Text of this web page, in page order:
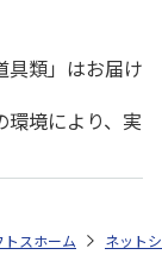
具類」はお届け
環境により、実
おすすめ ご当地
・夏ギフト特集 2026
トストア お中元・
ホーム ネット